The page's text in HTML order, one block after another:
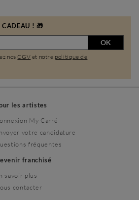
CADEAU ! 🎁
OK
nosCGV et notre politique de
les artistes
My Carré
votre candidature
fréquentes
Devenir franchisé
savoir plus
contacter